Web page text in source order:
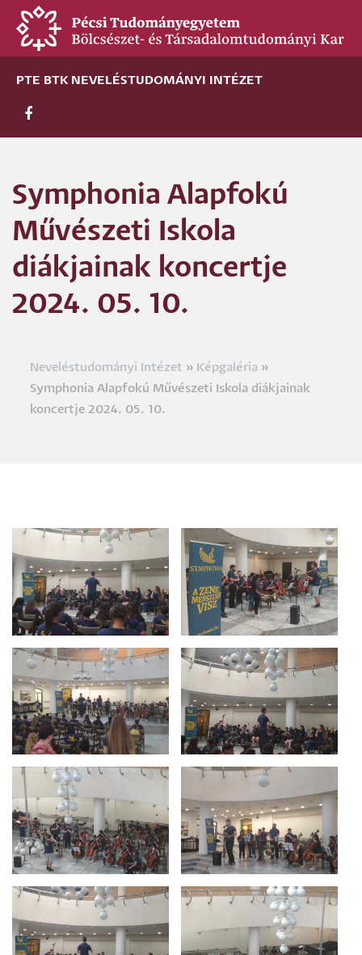
Ugrás
tartalomra
PTE BTK NEVELÉSTUDOMÁNYI INTÉZET
Symphonia Alapfokú
Művészeti Iskola
diákjainak koncertje
2024. 05. 10.
Morzsa
Neveléstudományi Intézet
Képgaléria
Symphonia Alapfokú Művészeti Iskola diákjainak
koncertje 2024. 05. 10.